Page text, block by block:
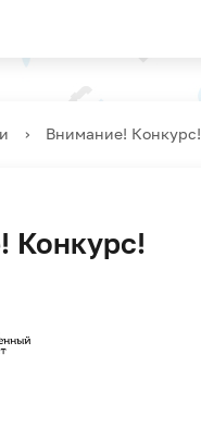
› Внимание! Конкурс!
Конкурс!